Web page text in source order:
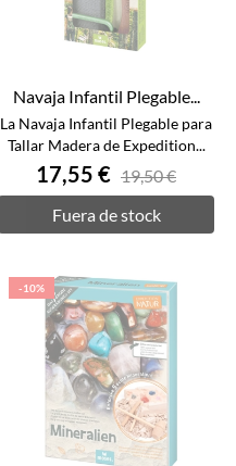
Navaja Infantil Plegable...
La Navaja Infantil Plegable para
Tallar Madera de Expedition...
17,55 € 19,50 €
Fuera de stock
-10%